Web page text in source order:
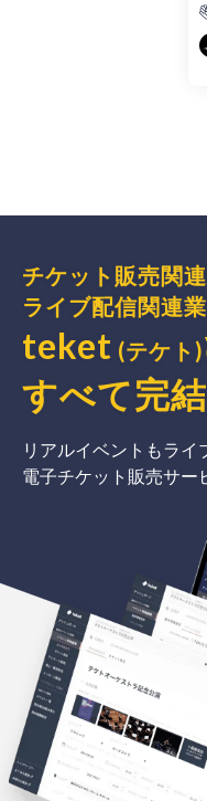
チケット販売関連
ライブ配信関連業
teket (テケト)
すべて完結
リアルイベントもライ
電子チケット販売サー